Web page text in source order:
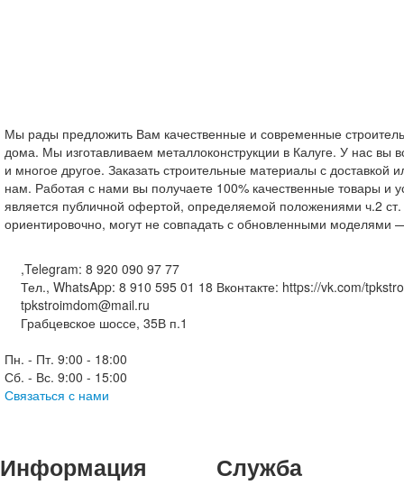
Мы рады предложить Вам качественные и современные
дома. Мы изготавливаем металлоконструкции в Калуге. У нас вы
и многое другое. Заказать строительные материалы с
нам. Работая с нами вы получаете 100% качественные товары и
является публичной офертой, определяемой положениями ч.2
ориентировочно, могут не совпадать с обновленными
,Telegram: 8 920 090 97 77
Тел., WhatsApp: 8 910 595 01 18 Вконтакте: https://vk.com/
tpkstroimdom@mail.ru
Грабцевское шоссе, 35В п.1
Пн. - Пт. 9:00 - 18:00
Сб. - Вс. 9:00 - 15:00
Связаться с нами
Информация
Служба